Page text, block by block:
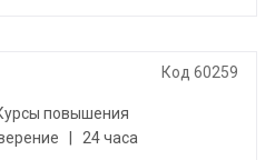
Код 60259
повышения
24 часа